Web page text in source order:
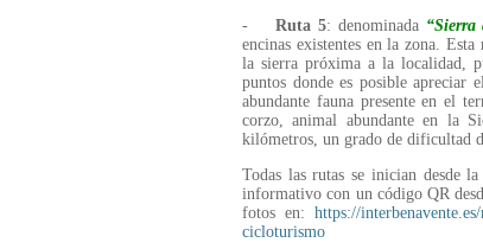
-
Ruta 5: denominada “Sierra
encinas existentes en la zona.
la sierra próxima a la localidad,
puntos donde es posible apreciar
abundante fauna presente en el
corzo, animal abundante en la
kilómetros, un grado de dificultad
Todas las rutas se inician desde
informativo con un código QR
fotos en: https://
cicloturismo